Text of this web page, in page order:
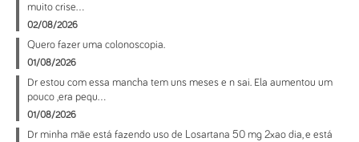
muito crise...
02/08/2026
Quero fazer uma colonoscopia.
01/08/2026
Dr estou com essa mancha tem uns meses e n sai. Ela aumentou um
pouco ,era pequ...
01/08/2026
Dr minha mãe está fazendo uso de Losartana 50 mg 2xao dia, e está